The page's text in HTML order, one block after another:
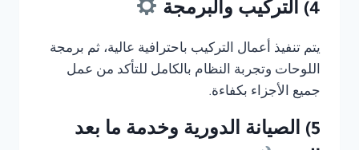
4) التركيب والبرمجة
يتم تنفيذ أعمال التركيب باحترافية عالية، ثم برمجة
اللوحات وتجربة النظام بالكامل للتأكد من عمل
جميع الأجزاء بكفاءة.
5) الصيانة الدورية وخدمة ما بعد